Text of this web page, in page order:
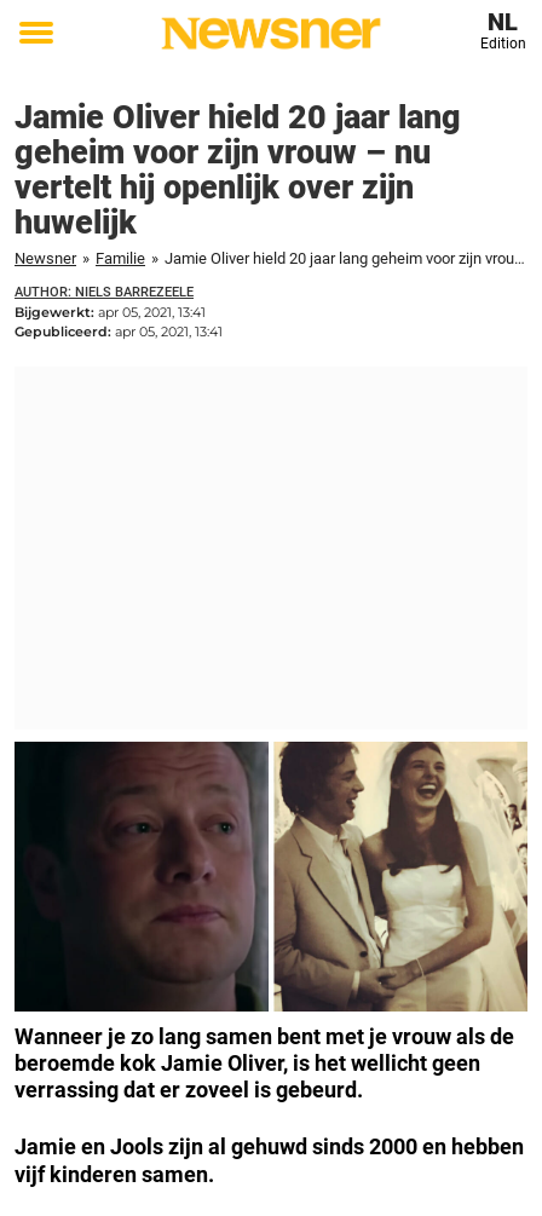
Toggle
NL
Edition
Jamie Oliver hield 20 jaar lang
geheim voor zijn vrouw – nu
vertelt hij openlijk over zijn
huwelijk
Newsner » Familie » Jamie Oliver hield 20 jaar lang geheim voor zijn vrouw - nu vertelt hij openlijk over zijn huwelijk
AUTHOR: NIELS BARREZEELE
Bijgewerkt: apr 05, 2021, 13:41
Gepubliceerd: apr 05, 2021, 13:41
Wanneer je zo lang samen bent met je vrouw als de
beroemde kok Jamie Oliver, is het wellicht geen
verrassing dat er zoveel is gebeurd.
Jamie en Jools zijn al gehuwd sinds 2000 en hebben
vijf kinderen samen.